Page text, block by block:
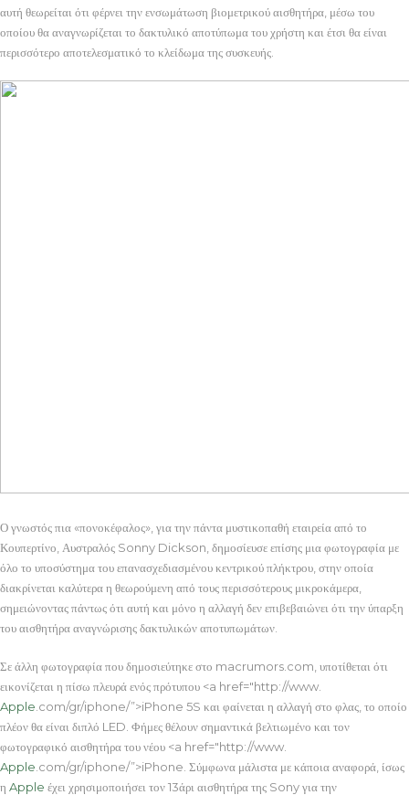
αυτή θεωρείται ότι φέρνει την ενσωμάτωση βιομετρικού αισθητήρα, μέσω του
οποίου θα αναγνωρίζεται το δακτυλικό αποτύπωμα του χρήστη και έτσι θα είναι
περισσότερο αποτελεσματικό το κλείδωμα της συσκευής.
Ο γνωστός πια «πονοκέφαλος», για την πάντα μυστικοπαθή εταιρεία από το
Κουπερτίνο, Αυστραλός Sonny Dickson, δημοσίευσε επίσης μια φωτογραφία με
όλο το υποσύστημα του επανασχεδιασμένου κεντρικού πλήκτρου, στην οποία
διακρίνεται καλύτερα η θεωρούμενη από τους περισσότερους μικροκάμερα,
σημειώνοντας πάντως ότι αυτή και μόνο η αλλαγή δεν επιβεβαιώνει ότι την ύπαρξη
του αισθητήρα αναγνώρισης δακτυλικών αποτυπωμάτων.
Σε άλλη φωτογραφία που δημοσιεύτηκε στο macrumors.com, υποτίθεται ότι
εικονίζεται η πίσω πλευρά ενός πρότυπου <a href="http://www.
Apple .com/gr/iphone/”>iPhone 5S και φαίνεται η αλλαγή στο φλας, το οποίο
πλέον θα είναι διπλό LED. Φήμες θέλουν σημαντικά βελτιωμένο και τον
φωτογραφικό αισθητήρα του νέου <a href="http://www.
Apple .com/gr/iphone/”>iPhone. Σύμφωνα μάλιστα με κάποια αναφορά, ίσως
η Apple έχει χρησιμοποιήσει τον 13άρι αισθητήρα της Sony για την